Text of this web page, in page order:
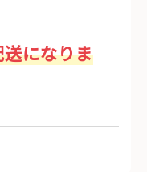
になりま